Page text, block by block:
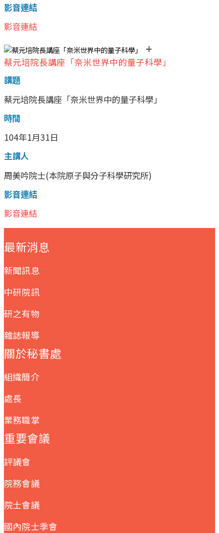
影音連結
影音連結
+
蔡元培院長講座「奈米世界中的量子科學」
講題
蔡元培院長講座「奈米世界中的量子科學」
時間
104年1月31日
主講人
周美吟院士(本院原子與分子科學研究所)
影音連結
影音連結
最新消息
新聞訊息
中研院訊
研之有物
雜誌報導
關於秘書處
組織簡介
處長
業務職掌
重要會議
評議會
院務會議
院士會議
國內院士季會